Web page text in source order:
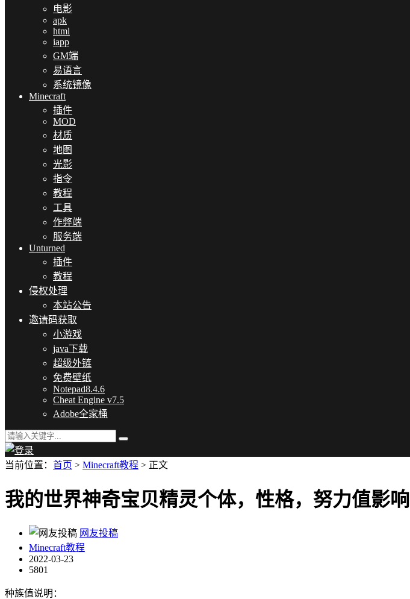
电影
apk
html
iapp
GM端
易语言
系统镜像
Minecraft
插件
MOD
材质
地图
光影
指令
教程
工具
作弊端
服务端
Unturned
插件
教程
侵权处理
本站公告
邀请码获取
小游戏
java下载
超级外链
免费壁纸
Notepad8.4.6
Cheat Engine v7.5
Adobe全家桶
当前位置： 首页 > Minecraft教程 > 正文
我的世界神奇宝贝精灵个体，性格，努力值影响
网友投稿
Minecraft教程
2022-03-23
5801
种族值说明：